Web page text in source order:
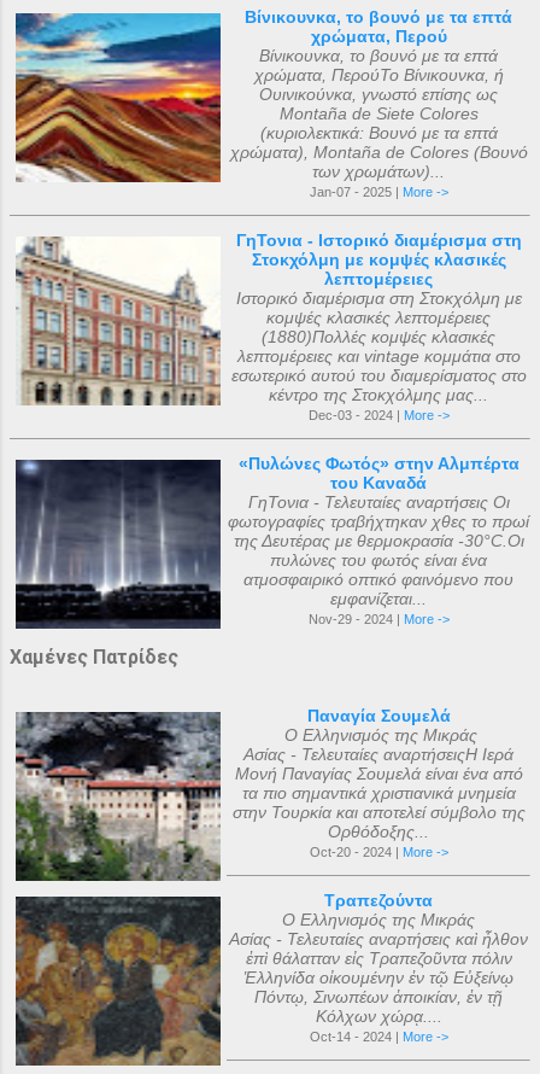
Βίνικουνκα, το βουνό με τα επτά
χρώματα, Περού
Βίνικουνκα, το βουνό με τα επτά
χρώματα, ΠερούΤο Βίνικουνκα, ή
Ουινικούνκα, γνωστό επίσης ως
Montaña de Siete Colores
(κυριολεκτικά: Βουνό με τα επτά
χρώματα), Montaña de Colores (Βουνό
των χρωμάτων)...
Jan-07 - 2025 | More ->
ΓηΤονια - Ιστορικό διαμέρισμα στη
Στοκχόλμη με κομψές κλασικές
λεπτομέρειες
Ιστορικό διαμέρισμα στη Στοκχόλμη με
κομψές κλασικές λεπτομέρειες
(1880)Πολλές κομψές κλασικές
λεπτομέρειες και vintage κομμάτια στο
εσωτερικό αυτού του διαμερίσματος στο
κέντρο της Στοκχόλμης μας...
Dec-03 - 2024 | More ->
«Πυλώνες Φωτός» στην Αλμπέρτα
του Καναδά
ΓηΤονια - Τελευταίες αναρτήσεις Οι
φωτογραφίες τραβήχτηκαν χθες το πρωί
της Δευτέρας με θερμοκρασία -30°C.Οι
πυλώνες του φωτός είναι ένα
ατμοσφαιρικό οπτικό φαινόμενο που
εμφανίζεται...
Nov-29 - 2024 | More ->
Χαμένες Πατρίδες
Παναγία Σουμελά
Ο Ελληνισμός της Μικράς
Ασίας - Τελευταίες αναρτήσειςΗ Ιερά
Μονή Παναγίας Σουμελά είναι ένα από
τα πιο σημαντικά χριστιανικά μνημεία
στην Τουρκία και αποτελεί σύμβολο της
Ορθόδοξης...
Oct-20 - 2024 | More ->
Τραπεζούντα
Ο Ελληνισμός της Μικράς
Ασίας - Τελευταίες αναρτήσεις καὶ ἦλθον
ἐπὶ θάλατταν εἰς Τραπεζοῦντα πόλιν
Ἑλληνίδα οἰκουμένην ἐν τῷ Εὐξείνῳ
Πόντῳ, Σινωπέων ἀποικίαν, ἐν τῇ
Κόλχων χώρᾳ....
Oct-14 - 2024 | More ->